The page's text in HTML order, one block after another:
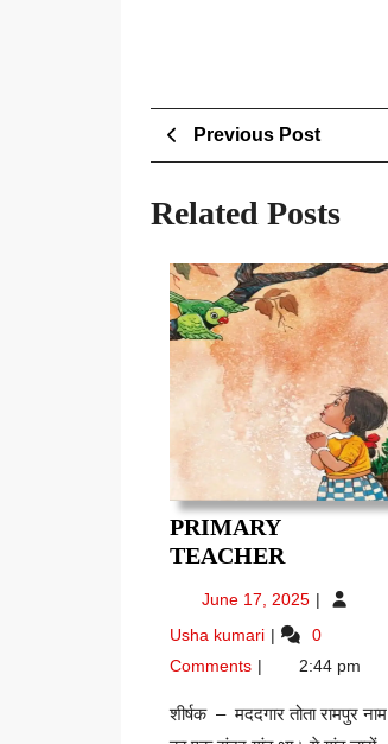
Post
navigation
Previous PostPrevious
Post
Related Posts
PRIMARY
TEACHER
June 17, 2025 June
2025
Usha kumari Primary
0
Comments
2:44 pm
शीर्षक – मददगार तोता रामपुर नाम